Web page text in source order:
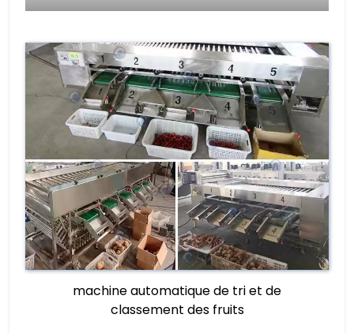
machine automatique de tri et de
classement des fruits